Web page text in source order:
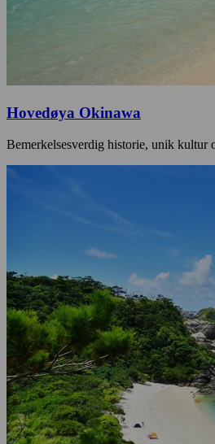
Hovedøya Okinawa
Bemerkelsesverdig historie, unik kultur